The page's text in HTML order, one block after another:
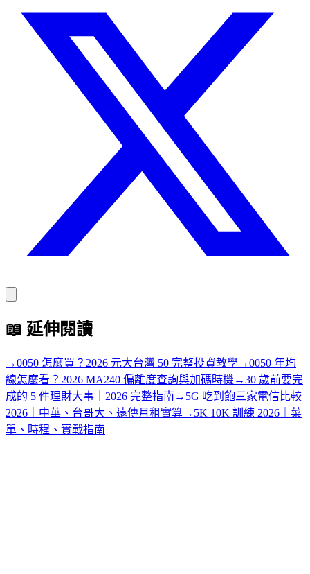
📖 延伸閱讀
→0050 怎麼買？2026 元大台灣 50 完整投資教學→0050 年均
線怎麼看？2026 MA240 偏離度查詢與加碼時機 →30 歲前要完
成的 5 件理財大事｜2026 完整指南 → 5G 吃到飽三家電信比較
2026｜中華、台哥大、遠傳月租實算→ 5K 10K 訓練 2026｜菜
單、時程、實戰指南